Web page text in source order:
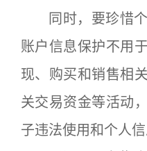
同时，要珍惜个
账户信息保护不用
现、购买和销售相
关交易资金等活动
子违法使用和个人信